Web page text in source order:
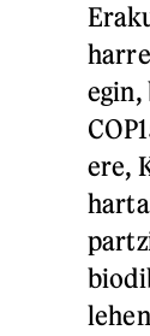
egin,
ere,